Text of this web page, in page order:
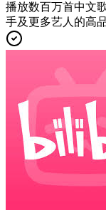
播放数百万首中文
手及更多艺人的高